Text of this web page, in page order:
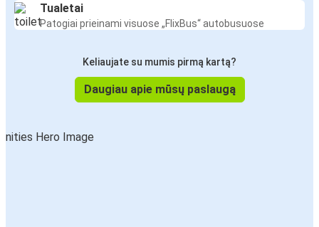
Tualetai
Patogiai prieinami visuose „FlixBus“ autobusuose
Keliaujate su mumis pirmą kartą?
Daugiau apie mūsų paslaugą